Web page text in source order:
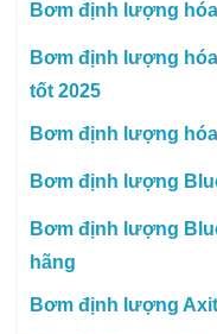
Bơm định lượng
Bơm định lượng
tốt 2025
Bơm định lượng
Bơm định lượng
Bơm định lượng
hãng
Bơm định lượng